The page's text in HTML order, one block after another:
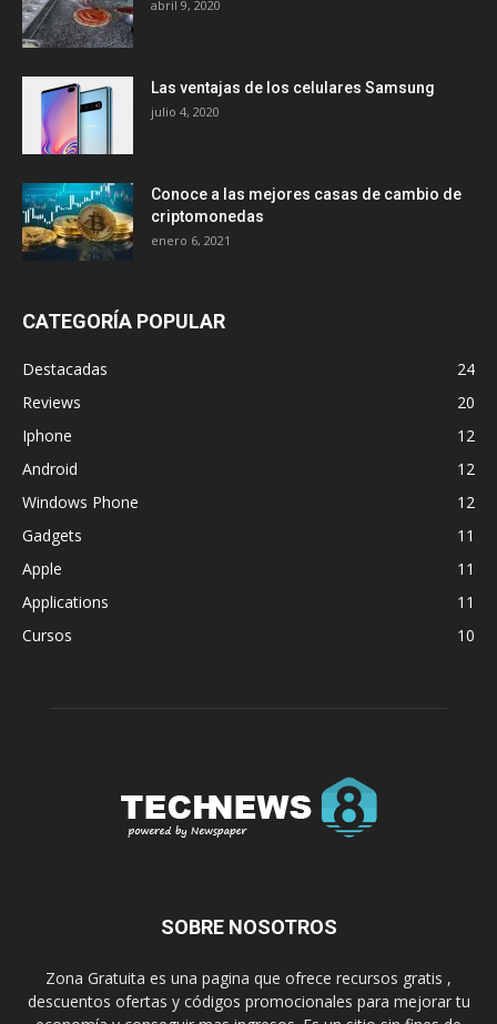
abril 9, 2020
Las ventajas de los celulares Samsung
julio 4, 2020
Conoce a las mejores casas de cambio de
criptomonedas
enero 6, 2021
CATEGORÍA POPULAR
Destacadas
24
Reviews
20
Iphone
12
Android
12
Windows Phone
12
Gadgets
11
Apple
11
Applications
11
Cursos
10
SOBRE NOSOTROS
Zona Gratuita es una pagina que ofrece recursos gratis ,
descuentos ofertas y códigos promocionales para mejorar tu